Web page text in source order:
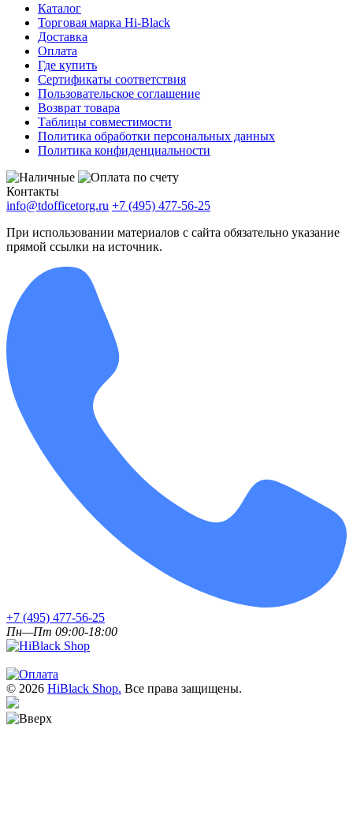
Каталог
Торговая марка Hi-Black
Доставка
Оплата
Где купить
Сертификаты соответствия
Пользовательское соглашение
Возврат товара
Таблицы совместимости
Политика обработки персональных данных
Политика конфиденциальности
Контакты
info@tdofficetorg.ru +7 (495) 477-56-25
При использовании материалов с сайта обязательно указание
прямой ссылки на источник.
+7 (495) 477-56-25
Пн—Пт 09:00-18:00
© 2026 HiBlack Shop. Все права защищены.